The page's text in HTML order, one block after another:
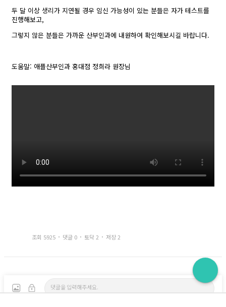
두 달 이상 생리가 지연될 경우 임신 가능성이 있는 분들은 자가 테스트를
진행해보고,
그렇지 않은 분들은 가까운 산부인과에 내원하여 확인해보시길 바랍니다.
도움말: 애플산부인과 홍대점 정희라 원장님
조회 5925 댓글 0 토닥 2 저장 2